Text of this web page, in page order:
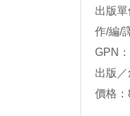
出版單
作/編/
GPN
出版
價格